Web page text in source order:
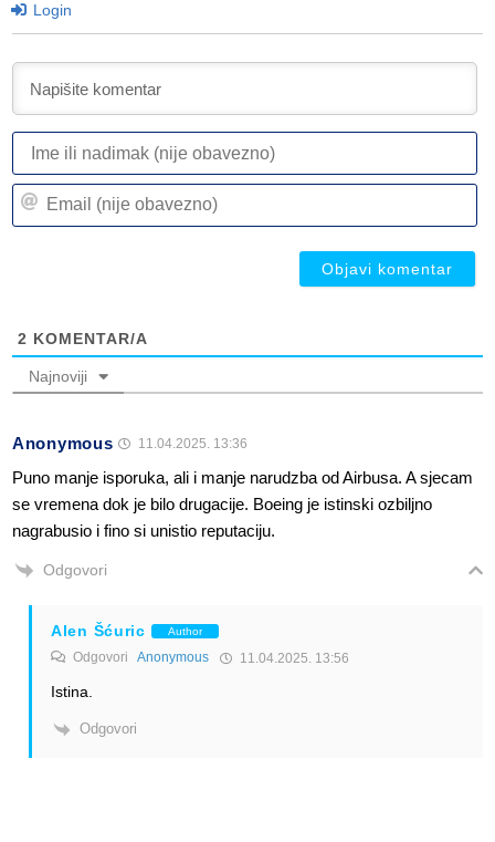
Login
2 KOMENTAR/A
Najnoviji
Anonymous 11.04.2025. 13:36
Puno manje isporuka, ali i manje narudzba od Airbusa. A sjecam
se vremena dok je bilo drugacije. Boeing je istinski ozbiljno
nagrabusio i fino si unistio reputaciju.
Odgovori
Alen Šćuric Author
Odgovori Anonymous 11.04.2025. 13:56
Istina.
Odgovori